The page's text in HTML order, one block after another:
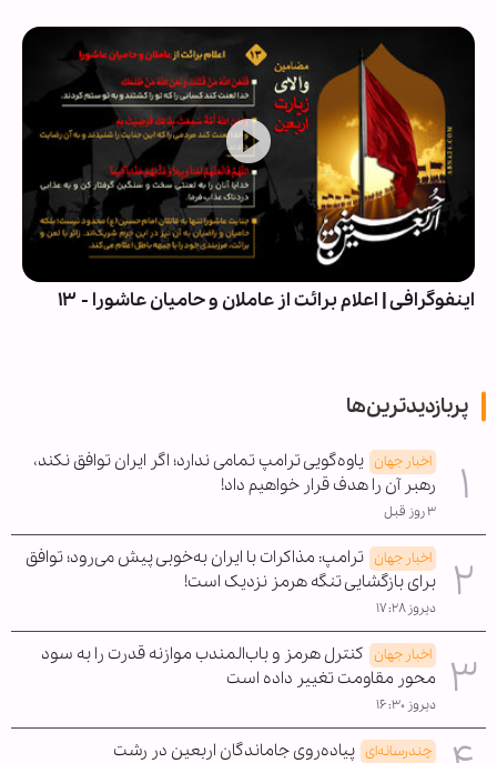
اینفوگرافی | اعلام برائت از عاملان و حامیان عاشورا - ۱۳
پربازدیدترین‌ها
اخبار جهان یاوه‌گویی ترامپ تمامی ندارد؛ اگر ایران توافق نکند،
رهبر آن را هدف قرار خواهیم داد!
۳ روز قبل
اخبار جهان ترامپ: مذاکرات با ایران به‌خوبی پیش می‌رود؛ توافق
برای بازگشایی تنگه هرمز نزدیک است!
دیروز ۱۷:۲۸
اخبار جهان کنترل هرمز و باب‌المندب موازنه قدرت را به سود
محور مقاومت تغییر داده است
دیروز ۱۶:۳۰
چندرسانه‌ای پیاده‌روی جاماندگان اربعین در رشت